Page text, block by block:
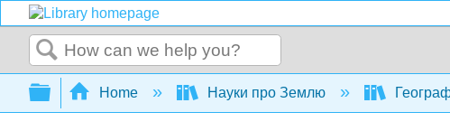
Search
Expand/collapse global hierarchy
Home Науки про Землю